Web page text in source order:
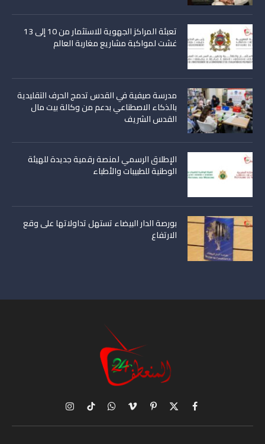
تعبئة المراكز الجهوية للاستثمار من 10 إلى 13
غشت لمواكبة مشاريع مغاربة العالم
مدرسة صيفية في القدس تدمج الحرف التقليدية
بالذكاء الاصطناعي بدعم من وكالة بيت مال
القدس الشريف
الإطلاق الرسمي لمنصة رقمية جديدة للهيئة
الوطنية للطبيبات والأطباء
بورصة الدار البيضاء تستهل تداولاتها على وقع
الارتفاع
فيسبوك
X
(Twitter)
بينتيريستفيميوواتسابتيكتوكالانستغرام